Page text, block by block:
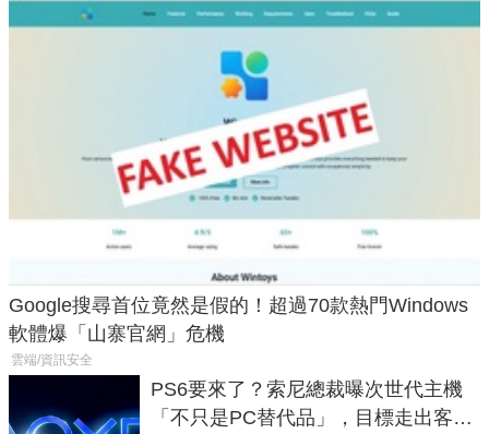
Google搜尋首位竟然是假的！超過70款熱門Windows
軟體爆「山寨官網」危機
雲端/資訊安全
PS6要來了？索尼總裁曝次世代主機
「不只是PC替代品」，目標走出客